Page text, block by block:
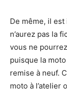
De même, il
n’aurez pas la
vous ne
puisque la
remise à neuf.
moto à l’atelier